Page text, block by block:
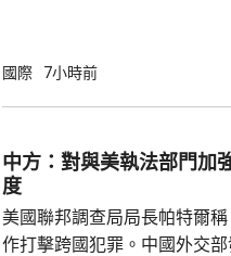
林劍回應說，中方開展的海洋
益。 至於中國航母「遼寧艦」去年6月進入太
平洋區域，林劍強調，中國
防政策，中國軍艦在有關海域
國際 7小時前
中方：對與美執法部門加
度
美國聯邦調查局局長帕特爾
作打擊跨國犯罪。中國外交